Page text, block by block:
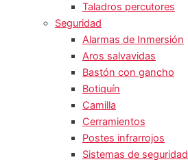
Taladros percutores
Seguridad
Alarmas de Inmersión
Aros salvavidas
Bastón con gancho
Botiquín
Camilla
Cerramientos
Postes infrarrojos
Sistemas de seguridad